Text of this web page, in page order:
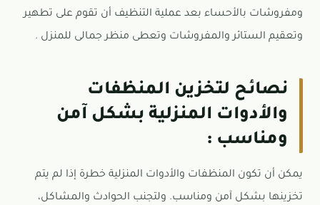
ومفروشات بالأحساء بعد عملية التنظيف أن تقوم على تطهير
وتعقيم الستائر والمفروشات وتعطى منظر جمالى للمنزل .
نصائح لتخزين المنظفات
والأدوات المنزلية بشكل آمن
ومناسب :
يمكن أن تكون المنظفات والأدوات المنزلية خطرة إذا لم يتم
تخزينها بشكل آمن ومناسب. ولتجنب الحوادث والمشاكل،